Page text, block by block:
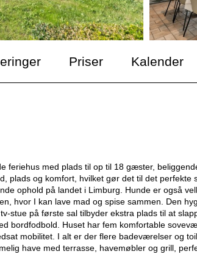
Priser Kalender
feriehus med plads til op til 18 gæster,
plads og komfort, hvilket gør det til det perfekte
ophold på landet i Limburg. Hunde er også
hvor I kan lave mad og spise sammen. Den
stue på første sal tilbyder ekstra plads til at
bordfodbold. Huset har fem komfortable
mobilitet. I alt er der flere badeværelser og
have med terrasse, havemøbler og grill,